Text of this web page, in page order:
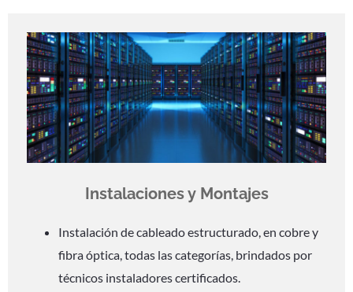
Instalaciones y Montajes
Instalación de cableado estructurado, en cobre y
fibra óptica, todas las categorías, brindados por
técnicos instaladores certificados.